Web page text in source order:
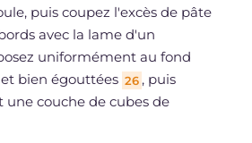
puis coupez l'excès de pâte
avec la lame d'un
uniformément au fond
bien égouttées 26 , puis
une couche de cubes de